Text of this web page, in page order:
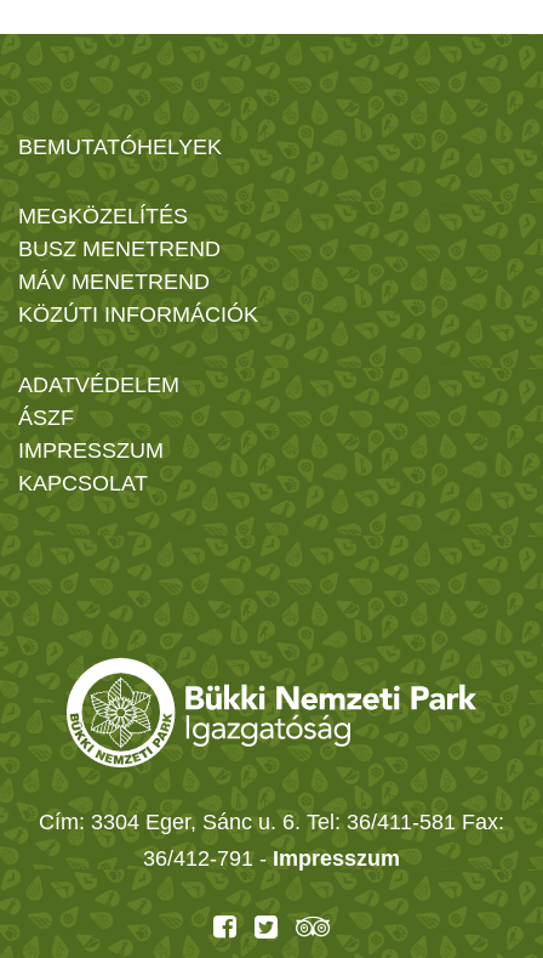
BEMUTATÓHELYEK
MEGKÖZELÍTÉS
BUSZ MENETREND
MÁV MENETREND
KÖZÚTI INFORMÁCIÓK
ADATVÉDELEM
ÁSZF
IMPRESSZUM
KAPCSOLAT
Cím: 3304 Eger, Sánc u. 6. Tel: 36/411-581 Fax:
36/412-791 - Impresszum